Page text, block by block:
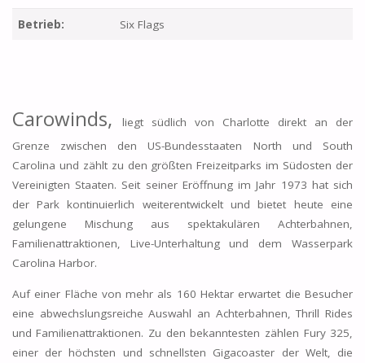
Betrieb: Six Flags
Carowinds,
liegt südlich von Charlotte direkt an der
Grenze zwischen den US-Bundesstaaten North und South
Carolina und zählt zu den größten Freizeitparks im Südosten der
Vereinigten Staaten. Seit seiner Eröffnung im Jahr 1973 hat sich
der Park kontinuierlich weiterentwickelt und bietet heute eine
gelungene Mischung aus spektakulären Achterbahnen,
Familienattraktionen, Live-Unterhaltung und dem Wasserpark
Carolina Harbor.
Auf einer Fläche von mehr als 160 Hektar erwartet die Besucher
eine abwechslungsreiche Auswahl an Achterbahnen, Thrill Rides
und Familienattraktionen. Zu den bekanntesten zählen Fury 325,
einer der höchsten und schnellsten Gigacoaster der Welt, die